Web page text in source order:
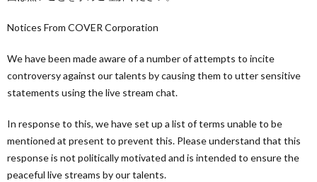
Notices From COVER Corporation
We have been made aware of a number of attempts to incite
controversy against our talents by causing them to utter sensitive
statements using the live stream chat.
In response to this, we have set up a list of terms unable to be
mentioned at present to prevent this. Please understand that this
response is not politically motivated and is intended to ensure the
peaceful live streams by our talents.